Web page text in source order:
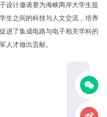
设计邀请赛为海峡两岸大学生提
生之间的科技与人文交流，培养
进了集成电路与电子相关学科的
人才做出贡献。